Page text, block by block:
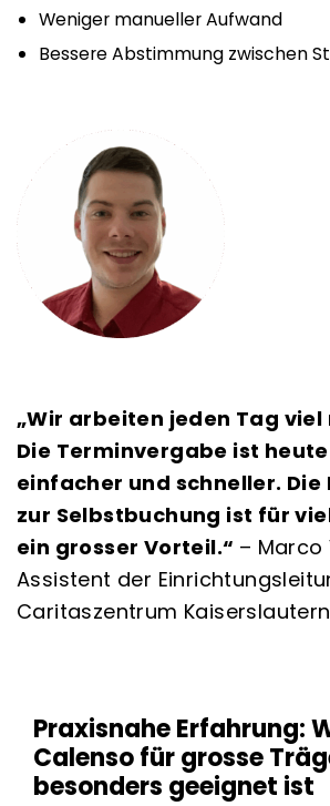
Weniger manueller Aufwand
Bessere Abstimmung zwischen
„Wir arbeiten jeden Tag viel
Die Terminvergabe ist
einfacher und schneller. Die
zur Selbstbuchung ist für
ein grosser Vorteil.“ – Marco
Assistent der
Caritaszentrum Kaiserslautern
Praxisnahe Erfahrung:
Calenso für grosse
besonders geeignet ist